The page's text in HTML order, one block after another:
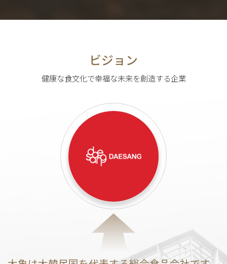
ビジョン
健康な食文化で幸福な未来を創造する企業